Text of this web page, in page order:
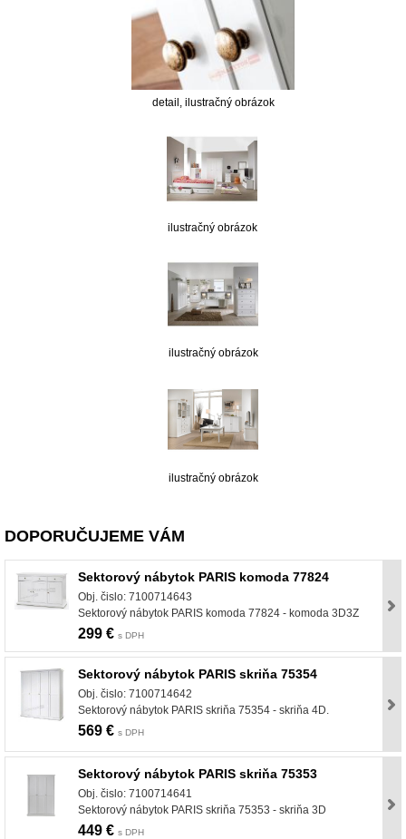
detail, ilustračný obrázok
ilustračný obrázok
ilustračný obrázok
ilustračný obrázok
DOPORUČUJEME VÁM
Sektorový nábytok PARIS komoda 77824
Obj. čislo: 7100714643
Sektorový nábytok PARIS komoda 77824 - komoda 3D3Z
299 € s DPH
Sektorový nábytok PARIS skriňa 75354
Obj. čislo: 7100714642
Sektorový nábytok PARIS skriňa 75354 - skriňa 4D.
569 € s DPH
Sektorový nábytok PARIS skriňa 75353
Obj. čislo: 7100714641
Sektorový nábytok PARIS skriňa 75353 - skriňa 3D
449 € s DPH